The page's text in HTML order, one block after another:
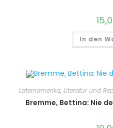
In den
Lateinamerika, Literatur und
Bremme, Bettina: Nie